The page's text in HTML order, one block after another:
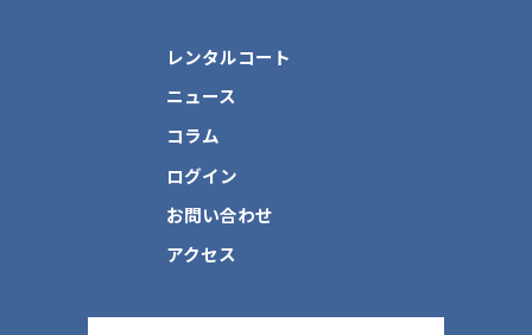
レンタルコート
ニュース
コラム
ログイン
お問い合わせ
アクセス